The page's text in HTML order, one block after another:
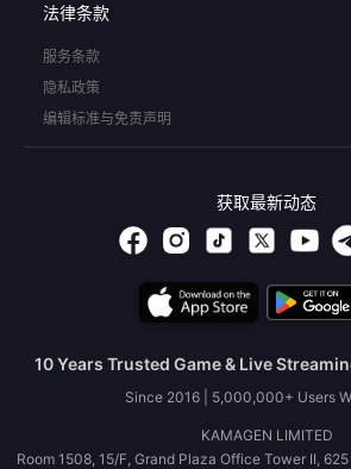
法律条款
服务条款
隐私政策
编辑标准与免责声明
获取最新动态
10 Years Trusted Game & Live
Since 2016 | 5,000,000+ Users
KAMAGEN LIMITED
Room 1508, 15/F, Grand Plaza Office Tower II,